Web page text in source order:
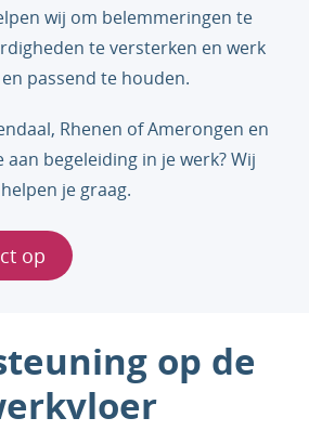
wij om belemmeringen te
te versterken en werk
passend te houden.
Rhenen of Amerongen en
begeleiding in je werk? Wij
helpen je graag.
op
op de